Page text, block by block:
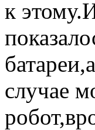
к
случае